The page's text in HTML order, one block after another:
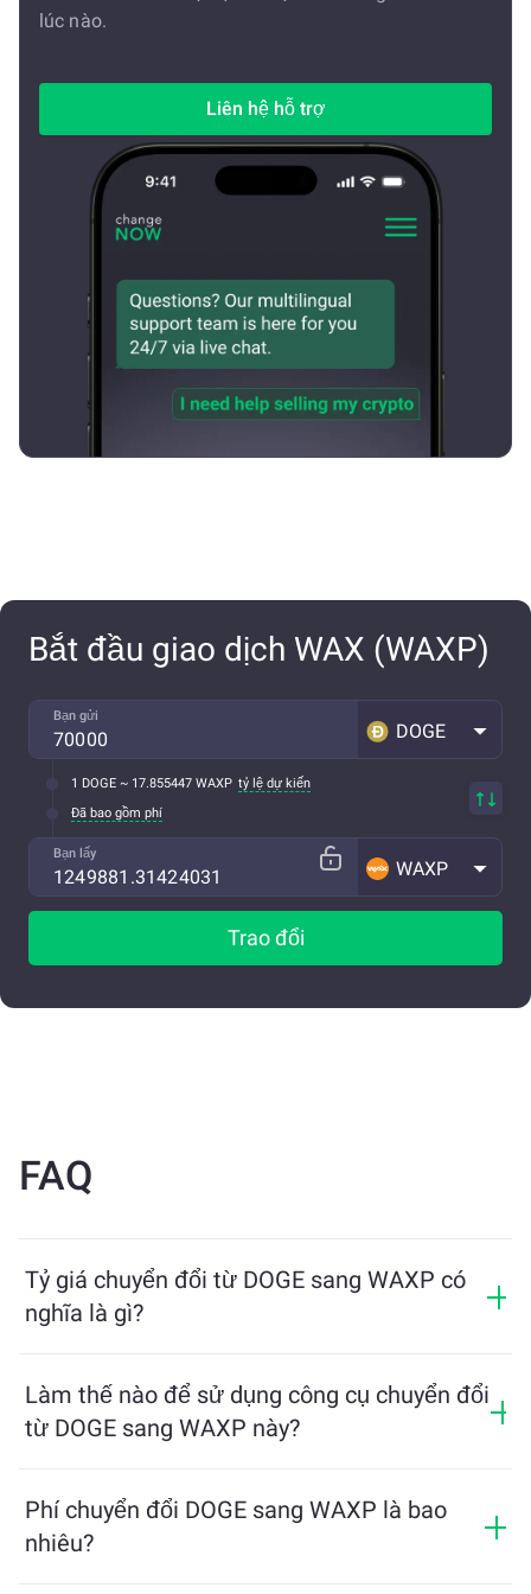
lúc nào.
Liên hệ hỗ trợ
Bắt đầu giao dịch WAX (WAXP)
Bạn gửi
DOGE
1 DOGE ~ 17.855447 WAXP tỷ lệ dự kiến
Đã bao gồm phí
Bạn lấy
WAXP
Trao đổi
FAQ
Tỷ giá chuyển đổi từ DOGE sang WAXP có
nghĩa là gì?
nhiêu WAXP khi đổi lấy DOGE. Tỷ giá này dao động
theo điều kiện thị trường, cung và cầu, và tính thanh
Làm thế nào để sử dụng công cụ chuyển đổi
từ DOGE sang WAXP này?
sẽ tính toán số lượng WAXP ước tính mà bạn sẽ nhận
được. Sau đó, làm theo các bước để hoàn tất giao
Phí chuyển đổi DOGE sang WAXP là bao
nhiêu?